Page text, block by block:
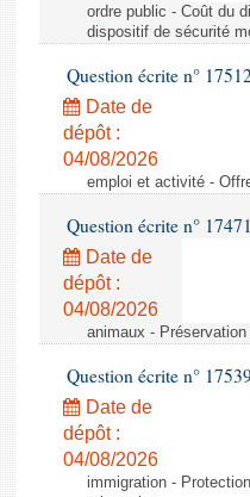
ordre public - Coût du
dispositif de sécurité
Question écrite n°
Date de
dépôt :
04/08/2026
emploi et activité -
Question écrite n°
Date de
dépôt :
04/08/2026
animaux -
Question écrite n°
Date de
dépôt :
04/08/2026
immigration -